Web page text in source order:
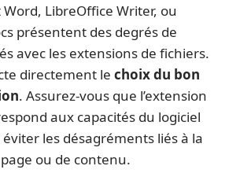
LibreOffice Writer, ou
présentent des degrés de
avec les extensions de fichiers.
directement le choix du bon
. Assurez-vous que l’extension
aux capacités du logiciel
les désagréments liés à la
ou de contenu.